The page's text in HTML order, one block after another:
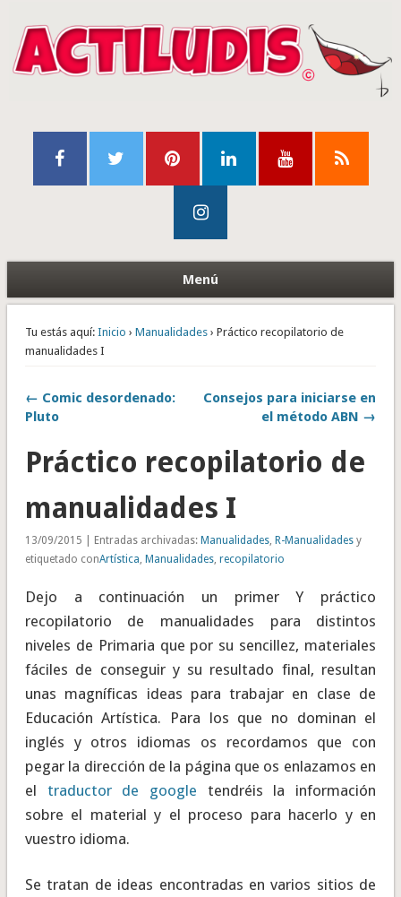
Menú
Tu estás aquí: Inicio › Manualidades› Práctico recopilatorio de
manualidades I
← Comic desordenado:
Pluto
Consejos para iniciarse en
el método ABN →
Práctico recopilatorio de
manualidades I
13/09/2015 | Entradas archivadas: Manualidades, R-Manualidadesy
etiquetado conArtística, Manualidades, recopilatorio
Dejo a continuación un primer Y práctico
recopilatorio de manualidades para distintos
niveles de Primaria que por su sencillez, materiales
fáciles de conseguir y su resultado final, resultan
unas magníficas ideas para trabajar en clase de
Educación Artística. Para los que no dominan el
inglés y otros idiomas os recordamos que con
pegar la dirección de la página que os enlazamos en
el traductor de google tendréis la información
sobre el material y el proceso para hacerlo y en
vuestro idioma.
Se tratan de ideas encontradas en varios sitios de